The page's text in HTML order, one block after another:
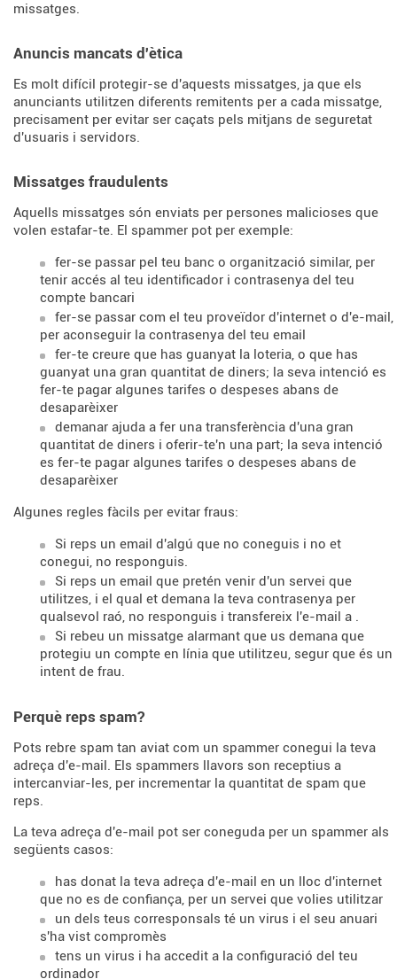
missatges.
Anuncis mancats d'ètica
Es molt difícil protegir-se d'aquests missatges, ja que els
anunciants utilitzen diferents remitents per a cada missatge,
precisament per evitar ser caçats pels mitjans de seguretat
d'usuaris i servidors.
Missatges fraudulents
Aquells missatges són enviats per persones malicioses que
volen estafar-te. El spammer pot per exemple:
fer-se passar pel teu banc o organització similar, per
tenir accés al teu identificador i contrasenya del teu
compte bancari
fer-se passar com el teu proveïdor d'internet o d'e-mail,
per aconseguir la contrasenya del teu email
fer-te creure que has guanyat la loteria, o que has
guanyat una gran quantitat de diners; la seva intenció es
fer-te pagar algunes tarifes o despeses abans de
desaparèixer
demanar ajuda a fer una transferència d'una gran
quantitat de diners i oferir-te'n una part; la seva intenció
es fer-te pagar algunes tarifes o despeses abans de
desaparèixer
Algunes regles fàcils per evitar fraus:
Si reps un email d'algú que no coneguis i no et
conegui, no responguis.
Si reps un email que pretén venir d'un servei que
utilitzes, i el qual et demana la teva contrasenya per
qualsevol raó, no responguis i transfereix l'e-mail a .
Si rebeu un missatge alarmant que us demana que
protegiu un compte en línia que utilitzeu, segur que és un
intent de frau.
Perquè reps spam?
Pots rebre spam tan aviat com un spammer conegui la teva
adreça d'e-mail. Els spammers llavors son receptius a
intercanviar-les, per incrementar la quantitat de spam que
reps.
La teva adreça d'e-mail pot ser coneguda per un spammer als
següents casos:
has donat la teva adreça d'e-mail en un lloc d'internet
que no es de confiança, per un servei que volies utilitzar
un dels teus corresponsals té un virus i el seu anuari
s'ha vist compromès
tens un virus i ha accedit a la configuració del teu
ordinador